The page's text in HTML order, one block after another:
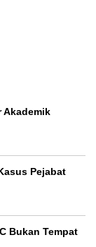
Akademik
Pejabat
Bukan Tempat